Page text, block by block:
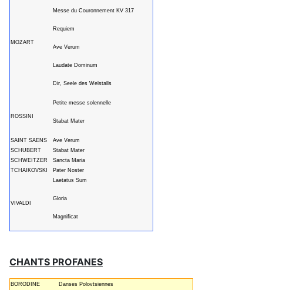
MOZART
Messe du Couronnement KV 317
Requiem
Ave Verum
Laudate Dominum
Dir, Seele des Welstalls
ROSSINI
Petite messe solennelle
Stabat Mater
SAINT SAENS
Ave Verum
SCHUBERT
Stabat Mater
SCHWEITZER
Sancta Maria
TCHAIKOVSKI
Pater Noster
VIVALDI
Laetatus Sum
Gloria
Magnificat
CHANTS PROFANES
BORODINE
Danses Polovtsiennes